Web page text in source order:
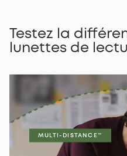
Testez la
lunettes de
MULTI-DISTANCE™